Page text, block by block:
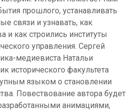
прошлого, устанавливать
связи и узнавать, как
и как строились институты
управления. Сергей
медиевиста Натальи
исторического факультета
языком о становлении
Повествование автора будет
анимациями,